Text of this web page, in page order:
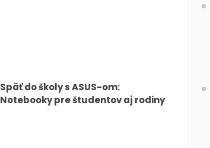
Späť do školy s ASUS-om:
Notebooky pre študentov aj rodiny